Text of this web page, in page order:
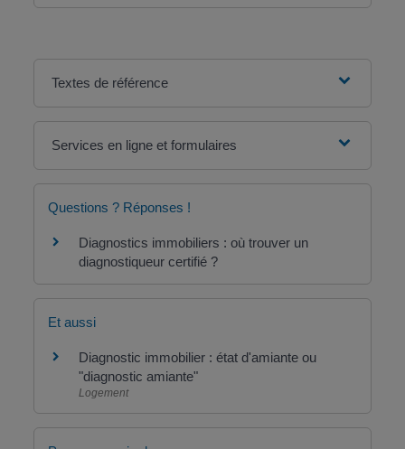
Textes de référence
Services en ligne et formulaires
Questions ? Réponses !
Diagnostics immobiliers : où trouver un
diagnostiqueur certifié ?
Et aussi
Diagnostic immobilier : état d'amiante ou
"diagnostic amiante"
Logement